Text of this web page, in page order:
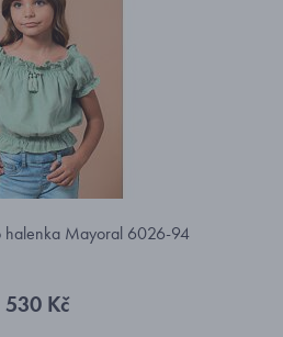
halenka Mayoral 6026-94
530 Kč